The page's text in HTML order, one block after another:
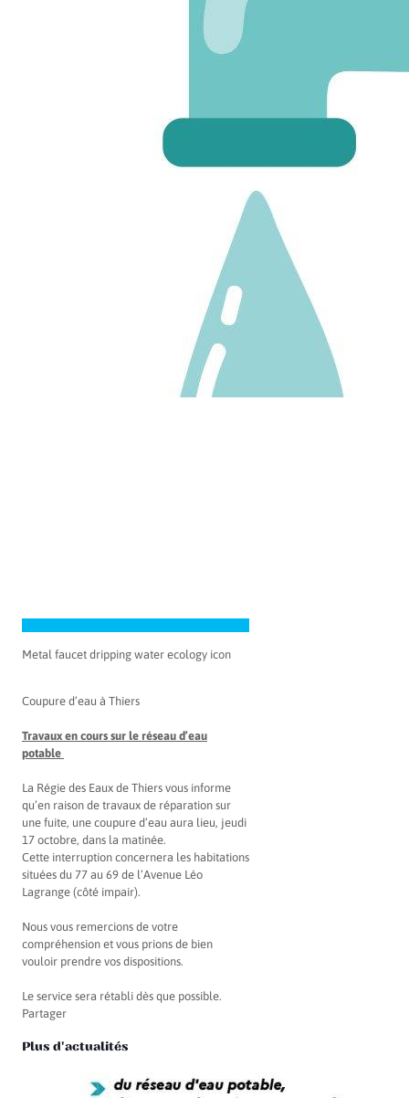
Metal faucet dripping water ecology icon
Coupure d’eau à Thiers
Travaux en cours sur le réseau d’eau
potable
La Régie des Eaux de Thiers vous informe
qu’en raison de travaux de réparation sur
une fuite, une coupure d’eau aura lieu, jeudi
17 octobre, dans la matinée.
Cette interruption concernera les habitations
situées du 77 au 69 de l’Avenue Léo
Lagrange (côté impair).
Nous vous remercions de votre
compréhension et vous prions de bien
vouloir prendre vos dispositions.
Le service sera rétabli dès que possible.
Partager
Plus d'actualités